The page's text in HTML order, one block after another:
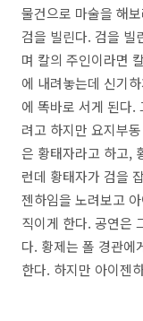
물건으로 마술을 해
검을 빌린다. 검을 빌
며 칼의 주인이라면
에 내려놓는데 신기
에 똑바로 서게 된다.
려고 하지만 요지부
은 황태자라고 하고,
런데 황태자가 검을
젠하임을 노려보고
직이게 한다. 공연은
다. 황제는 폴 경관에
한다. 하지만 아이젠